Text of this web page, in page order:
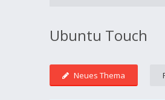
Ubuntu Touch
Neues Thema